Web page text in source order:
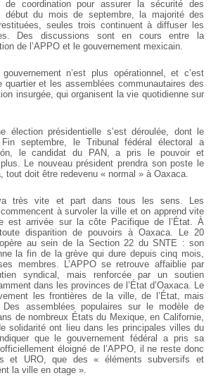
de coordination pour assurer la sécurité des
début du mois de septembre, la majorité des
seules trois continuent à diffuser les
Des discussions sont en cours entre la
de l’APPO et le gouvernement mexicain.
n’est plus opérationnel, et c’est
quartier et les assemblées communautaires des
insurgée, qui organisent la vie quotidienne sur
élection présidentielle s’est déroulée, dont le
septembre, le Tribunal fédéral électoral a
le candidat du PAN, a pris le pouvoir et
Le nouveau président prendra son poste le
tout doit être redevenu « normal » à Oaxaca.
très vite et part dans tous les sens. Les
commencent à survoler la ville et on apprend vite
est arrivée sur la côte Pacifique de l’État. À
disparition de pouvoirs à Oaxaca. Le 20
au sein dela Section 22 du SNTE : son
la fin de la grève qui dure depuis cinq mois,
membres. L’APPO se retrouve affaiblie par
syndical, mais renforcée par un soutien
dans les provinces de l’État d’Oaxaca. Le
les frontières de la ville, de l’État, mais
Des assemblées populaires sur le modèle de
denombreux États du Mexique, en Californie,
solidarité ont lieu dans les principales villes du
que le gouvernement fédéral a pris sa
éloigné de l’APPO, il ne reste donc
et URO, que des « éléments subversifs et
la ville en otage ».